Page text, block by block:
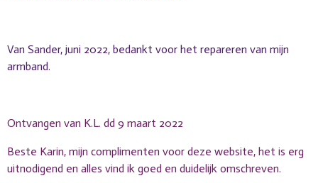
Van Sander, juni 2022, bedankt voor het repareren van mijn
armband.
Ontvangen van K.L. dd 9 maart 2022
Beste Karin, mijn complimenten voor deze website, het is erg
uitnodigend en alles vind ik goed en duidelijk omschreven.